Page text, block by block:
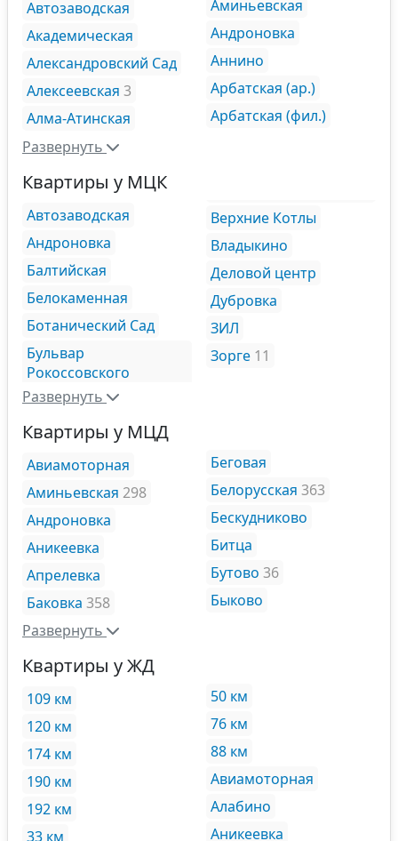
Автозаводская
Академическая
Александровский Сад
Алексеевская 3
Алма-Атинская
Аминьевская
Андроновка
Аннино
Арбатская (ар.)
Арбатская (фил.)
Развернуть
Квартиры у МЦК
Автозаводская
Андроновка
Балтийская
Белокаменная
Ботанический Сад
Бульвар
Рокоссовского
Верхние Котлы
Владыкино
Деловой центр
Дубровка
ЗИЛ
Зорге 11
Развернуть
Квартиры у МЦД
Авиамоторная
Аминьевская 298
Андроновка
Аникеевка
Апрелевка
Баковка 358
Беговая
Белорусская 363
Бескудниково
Битца
Бутово 36
Быково
Развернуть
Квартиры у ЖД
109 км
120 км
174 км
190 км
192 км
33 км
50 км
76 км
88 км
Авиамоторная
Алабино
Аникеевка